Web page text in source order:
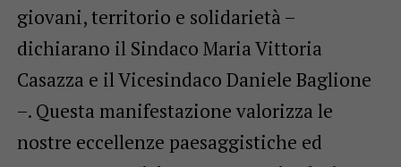
giovani, territorio e solidarietà –
dichiarano il Sindaco Maria Vittoria
Casazza e il Vicesindaco Daniele Baglione
–. Questa manifestazione valorizza le
nostre eccellenze paesaggistiche ed